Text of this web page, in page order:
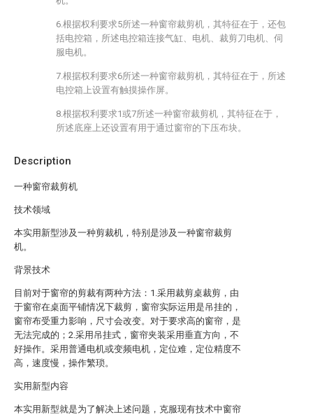
Description
一种窗帘裁剪机
技术领域
本实用新型涉及一种剪裁机，特别是涉及一种窗帘裁剪
机。
背景技术
目前对于窗帘的剪裁有两种方法：1.采用裁剪桌裁剪，由
于窗帘在桌面平铺情况下裁剪，窗帘实际运用是吊挂的，
窗帘布受重力影响，尺寸会改变。对于要求高的窗帘，是
无法完成的；2.采用吊挂式，窗帘夹装采用垂直方向，不
好操作。采用普通电机或变频电机，定位难，定位精度不
高，速度慢，操作繁琐。
实用新型内容
本实用新型就是为了解决上述问题，克服现有技术中窗帘
6.根据权利要求5所述一种窗帘裁剪机，其特征在于，还包
括电控箱，所述电控箱连接气缸、电机、裁剪刀电机、伺
服电机。
7.根据权利要求6所述一种窗帘裁剪机，其特征在于，所述
电控箱上设置有触摸操作屏。
8.根据权利要求1或7所述一种窗帘裁剪机，其特征在于，
所述底座上还设置有用于通过窗帘的下压布块。